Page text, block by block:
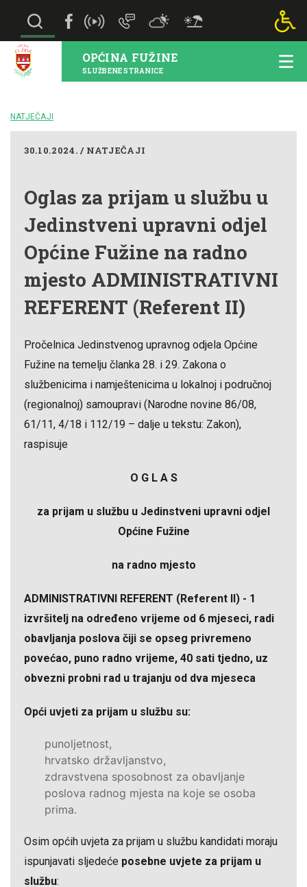
OPĆINA FUŽINE
SLUŽBENE STRANICE
NATJEČAJI
30.10.2024. / NATJEČAJI
Oglas za prijam u službu u
Jedinstveni upravni odjel
Općine Fužine na radno
mjesto ADMINISTRATIVNI
REFERENT (Referent II)
Pročelnica Jedinstvenog upravnog odjela Općine
Fužine na temelju članka 28. i 29. Zakona o
službenicima i namještenicima u lokalnoj i područnoj
(regionalnoj) samoupravi (Narodne novine 86/08,
61/11, 4/18 i 112/19 – dalje u tekstu: Zakon),
raspisuje
O G L A S
za prijam u službu u Jedinstveni upravni odjel
Općine Fužine
na radno mjesto
ADMINISTRATIVNI REFERENT (Referent II) - 1
izvršitelj na određeno vrijeme od 6 mjeseci, radi
obavljanja poslova čiji se opseg privremeno
povećao, puno radno vrijeme, 40 sati tjedno, uz
obvezni probni rad u trajanju od dva mjeseca
Opći uvjeti za prijam u službu su:
punoljetnost,
hrvatsko državljanstvo,
zdravstvena sposobnost za obavljanje
poslova radnog mjesta na koje se osoba
prima.
Osim općih uvjeta za prijam u službu kandidati moraju
ispunjavati sljedeće posebne uvjete za prijam u
službu: